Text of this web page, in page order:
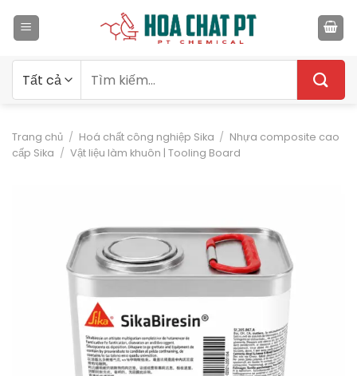
qua
kiếm:
Trang chủ / Hoá chất công nghiệp Sika / Nhựa composite cao
cấp Sika / Vật liệu làm khuôn | Tooling Board